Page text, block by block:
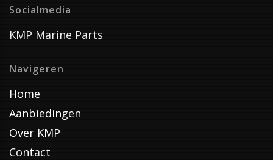
Socialmedia
KMP Marine Parts
Navigeren
Home
Aanbiedingen
Over KMP
Contact